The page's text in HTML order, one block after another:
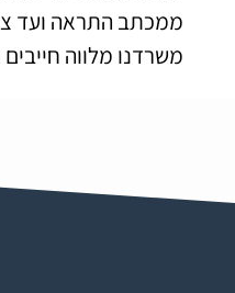
ממכתב התראה ועד צו
משרדנו מלווה